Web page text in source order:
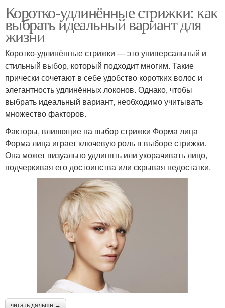
Коротко-удлинённые стрижки: как
выбрать идеальный вариант для
жизни
Коротко-удлинённые стрижки — это универсальный и
стильный выбор, который подходит многим. Такие
прически сочетают в себе удобство коротких волос и
элегантность удлинённых локонов. Однако, чтобы
выбрать идеальный вариант, необходимо учитывать
множество факторов.
Факторы, влияющие на выбор стрижки Форма лица
Форма лица играет ключевую роль в выборе стрижки.
Она может визуально удлинять или укорачивать лицо,
подчеркивая его достоинства или скрывая недостатки.
читать дальше →